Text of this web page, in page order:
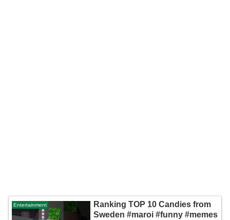
Entertainment
Ranking TOP 10 Candies from
Sweden #maroi #funny #memes